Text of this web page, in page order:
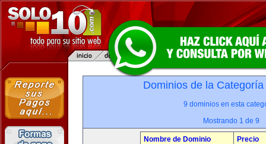
Dominios de la
9 dominios en esta
Mostrando 1 de 9
Nombre de Dominio
Precio